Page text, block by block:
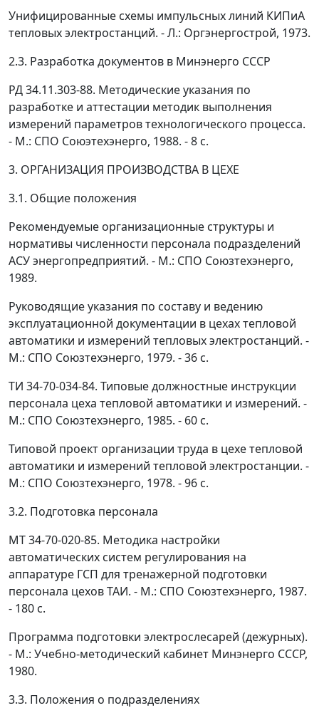
Унифицированные схемы импульсных линий КИПиА
тепловых электростанций. - Л.: Оргэнергострой, 1973.
2.3. Разработка документов в Минэнерго СССР
РД 34.11.303-88. Методические указания по
разработке и аттестации методик выполнения
измерений параметров технологического процесса.
- М.: СПО Союэтехэнерго, 1988. - 8 с.
3. ОРГАНИЗАЦИЯ ПРОИЗВОДСТВА В ЦЕХЕ
3.1. Общие положения
Рекомендуемые организационные структуры и
нормативы численности персонала подразделений
АСУ энергопредприятий. - М.: СПО Союзтехэнерго,
1989.
Руководящие указания по составу и ведению
эксплуатационной документации в цехах тепловой
автоматики и измерений тепловых электростанций. -
М.: СПО Союзтехэнерго, 1979. - 36 с.
ТИ 34-70-034-84. Типовые должностные инструкции
персонала цеха тепловой автоматики и измерений. -
М.: СПО Союзтехэнерго, 1985. - 60 с.
Типовой проект организации труда в цехе тепловой
автоматики и измерений тепловой электростанции. -
М.: СПО Союзтехэнерго, 1978. - 96 с.
3.2. Подготовка персонала
МТ 34-70-020-85. Методика настройки
автоматических систем регулирования на
аппаратуре ГСП для тренажерной подготовки
персонала цехов ТАИ. - М.: СПО Союзтехэнерго, 1987.
- 180 с.
Программа подготовки электрослесарей (дежурных).
- М.: Учебно-методический кабинет Минэнерго СССР,
1980.
3.3. Положения о подразделениях